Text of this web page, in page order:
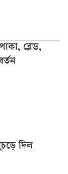
ব্লেড,
দিল